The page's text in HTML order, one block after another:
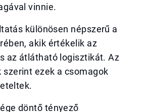
vinnie.
különösen népszerű a
akik értékelik az
az átlátható logisztikát. Az
szerint ezek a csomagok
döntő tényező